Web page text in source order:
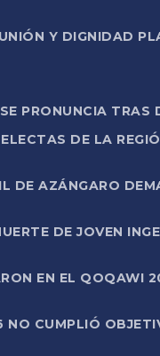
Y DIGNIDAD
PRONUNCIA
DE LA
DE AZÁNGARO
DE JOVEN
EN EL QOQAWI
CUMPLIÓ